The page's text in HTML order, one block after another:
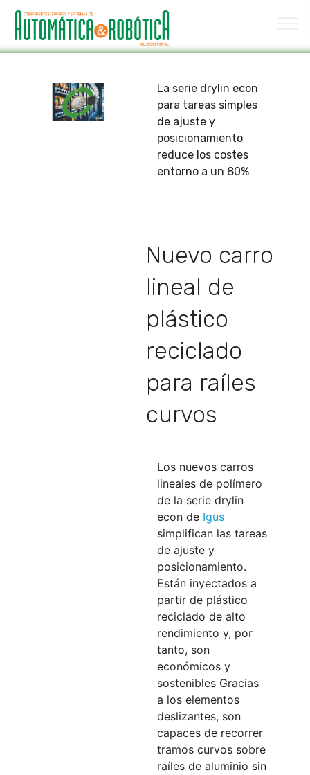
La serie drylin econ
para tareas simples
de ajuste y
posicionamiento
reduce los costes
entorno a un 80%
Nuevo carro
lineal de
plástico
reciclado
para raíles
curvos
Los nuevos carros
lineales de polímero
de la serie drylin
econ de Igus
simplifican las tareas
de ajuste y
posicionamiento.
Están inyectados a
partir de plástico
reciclado de alto
rendimiento y, por
tanto, son
económicos y
sostenibles Gracias
a los elementos
deslizantes, son
capaces de recorrer
tramos curvos sobre
raíles de aluminio sin